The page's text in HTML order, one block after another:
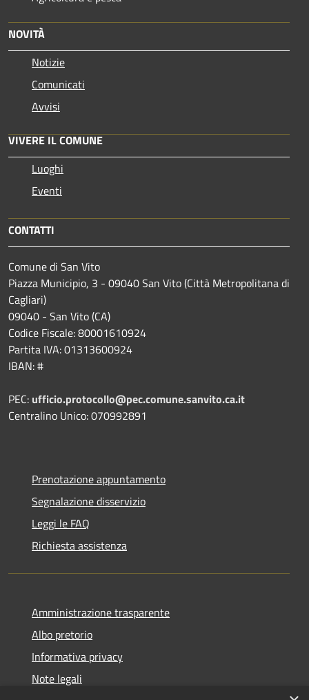
NOVITÀ
Notizie
Comunicati
Avvisi
VIVERE IL COMUNE
Luoghi
Eventi
CONTATTI
Comune di San Vito
Piazza Municipio, 3 - 09040 San Vito (Città Metropolitana di
Cagliari)
09040 - San Vito (CA)
Codice Fiscale: 80001610924
Partita IVA: 01313600924
IBAN: #
PEC: ufficio.protocollo@pec.comune.sanvito.ca.it
Centralino Unico: 070992891
Prenotazione appuntamento
Segnalazione disservizio
Leggi le FAQ
Richiesta assistenza
Amministrazione trasparente
Albo pretorio
Informativa privacy
Note legali